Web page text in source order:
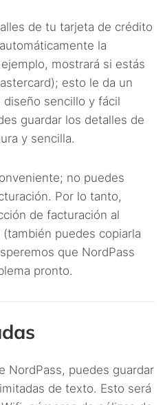
de tu tarjeta de crédito
la
mostrará si estás
esto le da un
sencillo y fácil
guardar los detalles de
y sencilla.
no puedes
Por lo tanto,
de facturación al
puedes copiarla
que NordPass
pronto.
NordPass, puedes guardar
de texto. Esto será